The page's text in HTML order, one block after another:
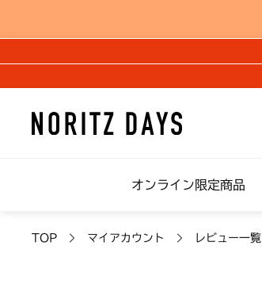
オンライン限定商品
TOP マイアカウント レビュー一覧